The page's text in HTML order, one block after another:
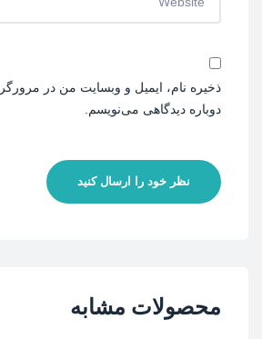
ذخیره نام، ایمیل و وبسایت من در
دوباره دیدگاهی می‌نویسم.
نظر خود را ارسال کنید
محصولات مشابه